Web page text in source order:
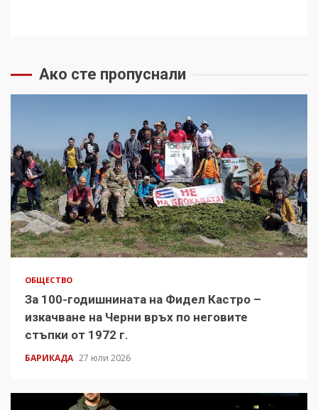
Ако сте пропуснали
ОБЩЕСТВО
За 100-годишнината на Фидел Кастро –
изкачване на Черни връх по неговите
стъпки от 1972 г.
БАРИКАДА 27 юли 2026